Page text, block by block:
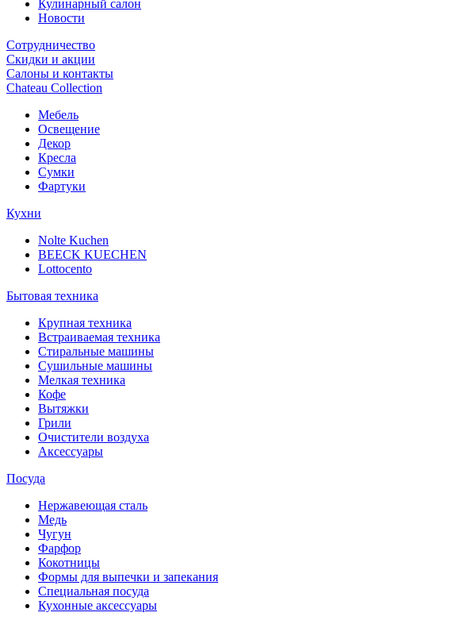
Кулинарный салон
Новости
Сотрудничество
Скидки и акции
Салоны и контакты
Chateau Collection
Мебель
Освещение
Декор
Кресла
Сумки
Фартуки
Кухни
Nolte Kuchen
BEECK KUECHEN
Lottocento
Бытовая техника
Крупная техника
Встраиваемая техника
Стиральные машины
Сушильные машины
Мелкая техника
Кофе
Вытяжки
Грили
Очистители воздуха
Аксессуары
Посуда
Нержавеющая сталь
Медь
Чугун
Фарфор
Кокотницы
Формы для выпечки и запекания
Специальная посуда
Кухонные аксессуары